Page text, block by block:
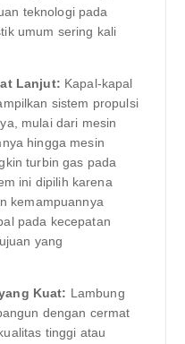
teknologi pada
umum sering kali
Lanjut: Kapal-kapal
sistem propulsi
mulai dari mesin
hingga mesin
turbin gas pada
ini dipilih karena
kemampuannya
pada kecepatan
yang
Kuat: Lambung
dengan cermat
tinggi atau